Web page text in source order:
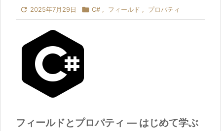
 2025年7月29日  C# , フィールド , プロパティ
フィールドとプロパティ ― はじめて学ぶ